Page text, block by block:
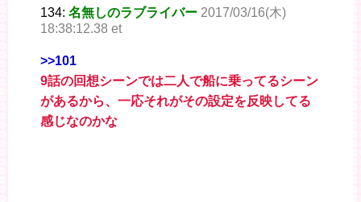
134: 名無しのラブライバー 2017/03/16(木)
18:38:12.38 et
>>101
9話の回想シーンでは二人で船に乗ってるシーン
があるから、一応それがその設定を反映してる
感じなのかな